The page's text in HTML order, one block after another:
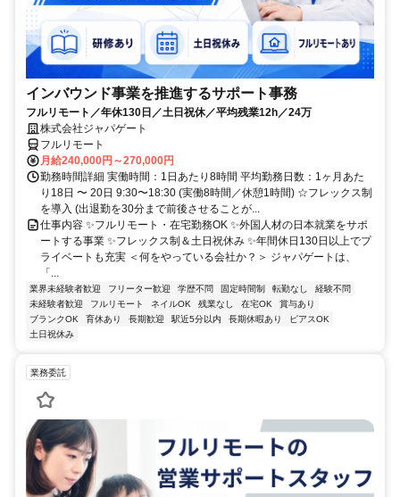
インバウンド事業を推進するサポート事務
フルリモート／年休130日／土日祝休／平均残業12h／24万
株式会社ジャパゲート
フルリモート
月給240,000円～270,000円
勤務時間詳細 実働時間：1日あたり8時間 平均勤務日数：1ヶ月あた
り18日 〜 20日 9:30〜18:30 (実働8時間／休憩1時間) ☆フレックス制
を導入 (出退勤を30分まで前後させることが...
仕事内容 ✨フルリモート・在宅勤務OK ✨外国人材の日本就業をサポ
ートする事業 ✨フレックス制＆土日祝休み ✨年間休日130日以上でプ
ライベートも充実 ＜何をやっている会社か？＞ ジャパゲートは、
「...
業界未経験者歓迎 フリーター歓迎 学歴不問 固定時間制 転勤なし
経験不問
未経験者歓迎
フルリモート ネイルOK 残業なし 在宅OK
賞与あり
ブランクOK
育休あり 長期歓迎 駅近5分以内 長期休暇あり
ピアスOK
土日祝休み
業務委託